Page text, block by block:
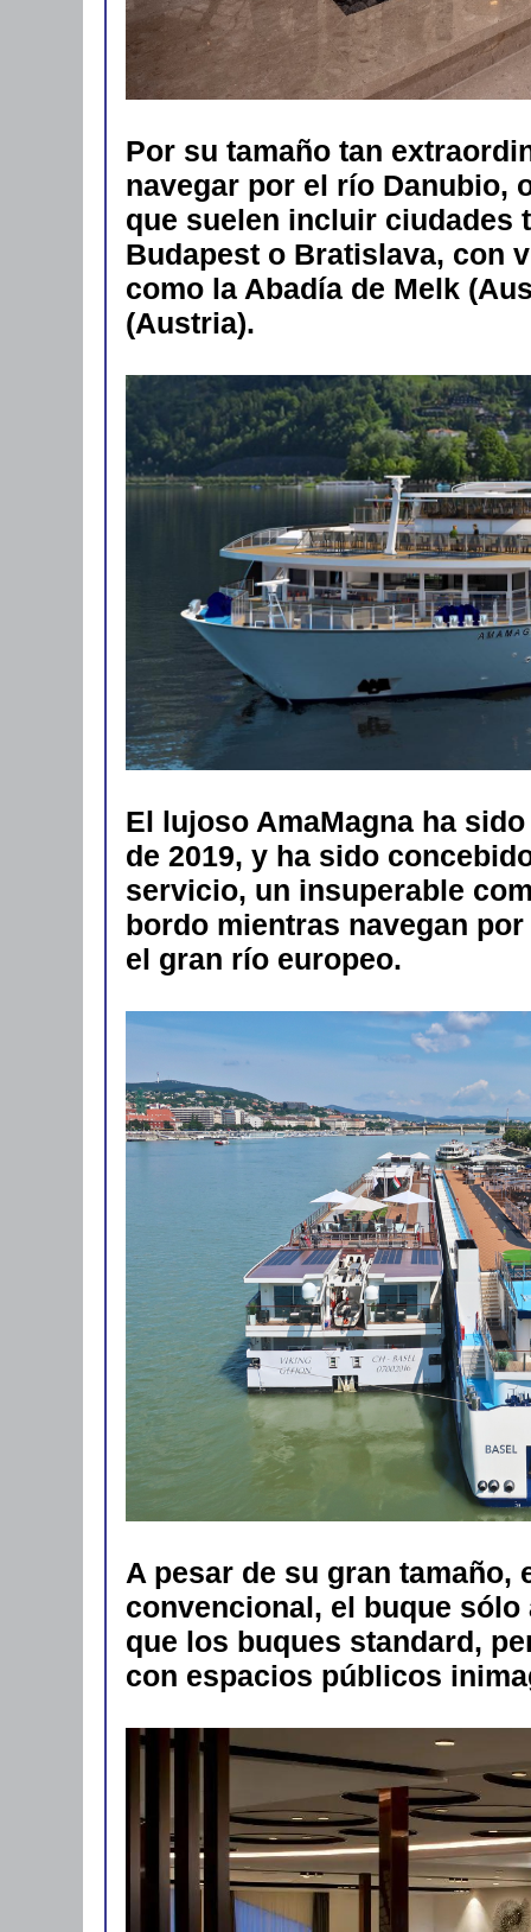
Por su tamaño tan
navegar por el río Danubio,
que suelen incluir ciudades
Budapest o Bratislava, con
como la Abadía de Melk
(Austria).
El lujoso AmaMagna ha
de 2019, y ha sido
servicio, un insuperable
bordo mientras navegan
el gran río europeo.
A pesar de su gran tamaño,
convencional, el buque sólo
que los buques standard,
con espacios públicos